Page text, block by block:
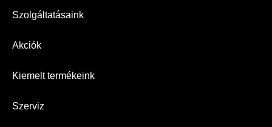
Szolgáltatásaink
Akciók
Kiemelt termékeink
Szerviz